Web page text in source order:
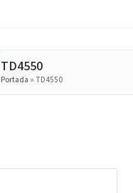
TD4550
Portada » TD4550